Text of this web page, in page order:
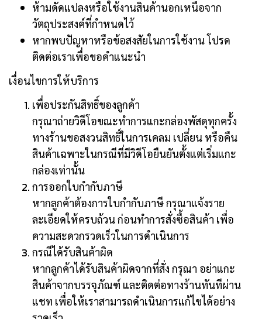
ห้ามดัดแปลงหรือใช้งานสินค้านอกเหนือจาก
วัตถุประสงค์ที่กำหนดไว้
หากพบปัญหาหรือข้อสงสัยในการใช้งาน โปรด
ติดต่อเราเพื่อขอคำแนะนำ
เงื่อนไขการให้บริการ
เพื่อประกันสิทธิ์ของลูกค้า
กรุณาถ่ายวิดีโอขณะทำการแกะกล่องพัสดุทุกครั้ง
ทางร้านขอสงวนสิทธิ์ในการเคลม เปลี่ยน หรือคืน
สินค้าเฉพาะในกรณีที่มีวิดีโอยืนยันตั้งแต่เริ่มแกะ
กล่องเท่านั้น
การออกใบกำกับภาษี
หากลูกค้าต้องการใบกำกับภาษี กรุณาแจ้งราย
ละเอียดให้ครบถ้วน ก่อนทำการสั่งซื้อสินค้า เพื่อ
ความสะดวกรวดเร็วในการดำเนินการ
กรณีได้รับสินค้าผิด
หากลูกค้าได้รับสินค้าผิดจากที่สั่ง กรุณา อย่าแกะ
สินค้าจากบรรจุภัณฑ์ และติดต่อทางร้านทันทีผ่าน
แชท เพื่อให้เราสามารถดำเนินการแก้ไขได้อย่าง